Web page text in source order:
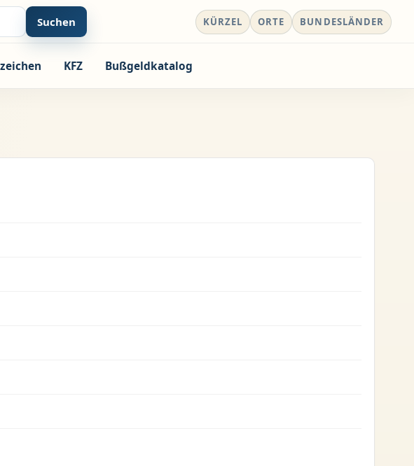
Suchen KÜRZEL ORTE BUNDESLÄNDER
KFZ Bußgeldkatalog